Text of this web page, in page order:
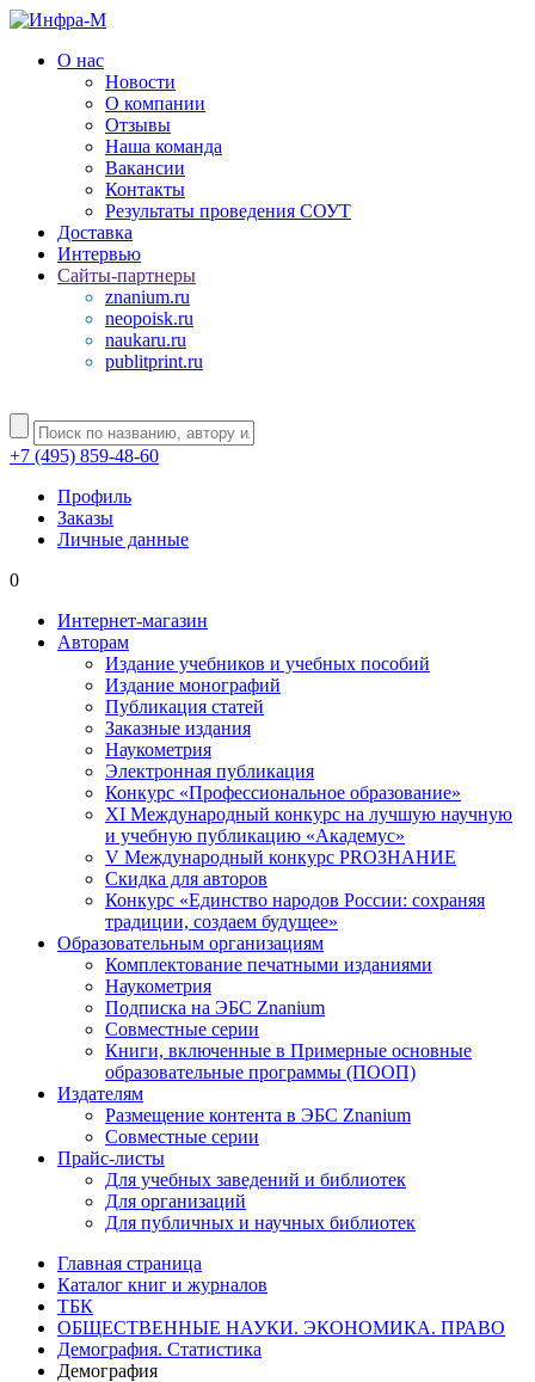
О нас
Новости
О компании
Отзывы
Наша команда
Вакансии
Контакты
Результаты проведения СОУТ
Доставка
Интервью
Сайты-партнеры
znanium.ru
neopoisk.ru
naukaru.ru
publitprint.ru
+7 (495) 859-48-60
Профиль
Заказы
Личные данные
0
Интернет-магазин
Авторам
Издание учебников и учебных пособий
Издание монографий
Публикация статей
Заказные издания
Наукометрия
Электронная публикация
Конкурс «Профессиональное образование»
XI Международный конкурс на лучшую научную
и учебную публикацию «Академус»
V Международный конкурс PROЗНАНИЕ
Скидка для авторов
Конкурс «Единство народов России: сохраняя
традиции, создаем будущее»
Образовательным организациям
Комплектование печатными изданиями
Наукометрия
Подписка на ЭБС Znanium
Совместные серии
Книги, включенные в Примерные основные
образовательные программы (ПООП)
Издателям
Размещение контента в ЭБС Znanium
Совместные серии
Прайс-листы
Для учебных заведений и библиотек
Для организаций
Для публичных и научных библиотек
Главная страница
Каталог книг и журналов
ТБК
ОБЩЕСТВЕННЫЕ НАУКИ. ЭКОНОМИКА. ПРАВО
Демография. Статистика
Демография